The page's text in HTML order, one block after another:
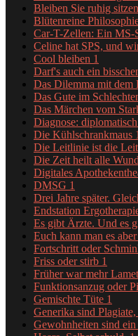
Bleiben Sie ruhig
Blütenreine
Car-T-Zellen: Ein MS-
Celine hat SPS, und
Cool bleiben 1
Darf's auch ein
Das Dilemma mit dem
Das Gute im
Das Märchen vom
Diagnose: diplomatisch
Die Kühlschrankmaus 1
Die Leitlinie ist die
Die Zeit heilt alle
Digitales
DMSG 1
Drei Jahre später.
Endstation
Es gibt Ärzte. Und es
Euch kann man es
Fortschritt oder
Friss oder stirb 1
Früher war mehr
Funktionsanzug oder
Gemischte Tüte 1
Generika sind Plagiate,
Gewohnheiten sind